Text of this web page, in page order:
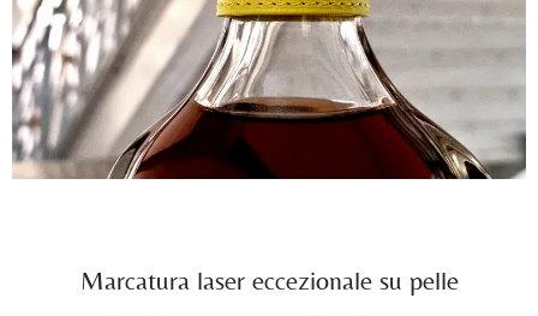
Marcatura laser eccezionale su pelle